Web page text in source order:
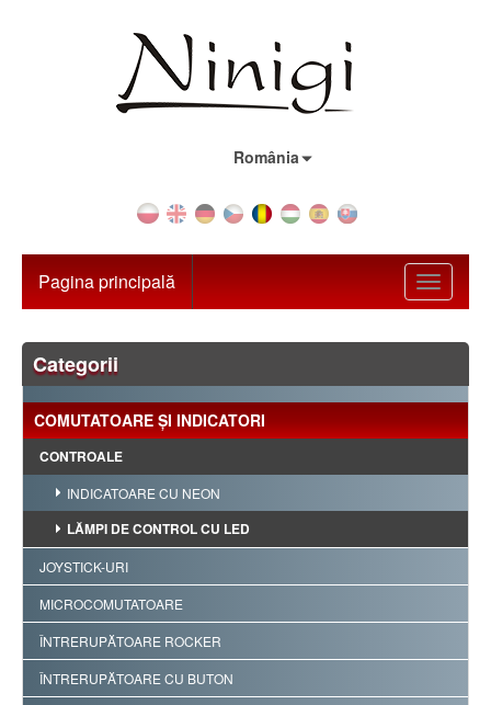
România
Toggle
Pagina principală
Categorii
COMUTATOARE ŞI INDICATORI
CONTROALE
INDICATOARE CU NEON
LĂMPI DE CONTROL CU LED
JOYSTICK-URI
MICROCOMUTATOARE
ÎNTRERUPĂTOARE ROCKER
ÎNTRERUPĂTOARE CU BUTON